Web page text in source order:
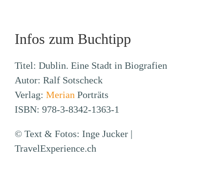
Infos zum Buchtipp
Titel: Dublin. Eine Stadt in Biografien
Autor: Ralf Sotscheck
Verlag: Merian Porträts
ISBN: 978-3-8342-1363-1
© Text & Fotos: Inge Jucker |
TravelExperience.ch